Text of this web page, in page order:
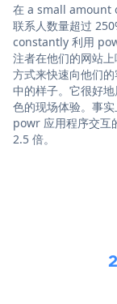
在 a small amount
联系人数量超过
constantly 利用
注者在他们的网站
方式来快速向他们
中的样子。它很好
色的现场体验。事
powr 应用程序交互
2.5 倍。